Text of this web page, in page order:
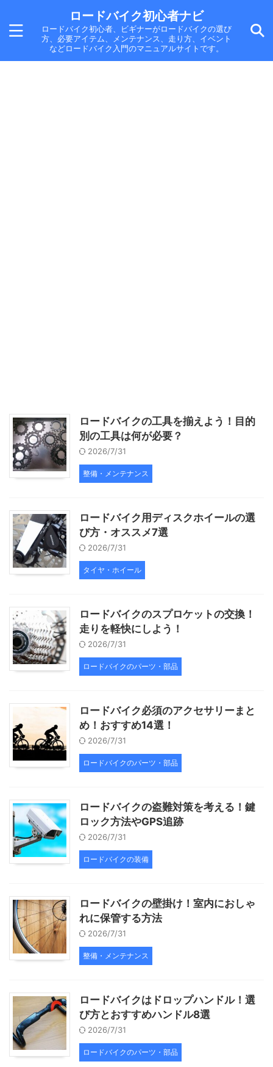
ロードバイク初心者ナビ
ロードバイク初心者、ビギナーがロードバイクの選び
方、必要アイテム、メンテナンス、走り方、イベント
などロードバイク入門のマニュアルサイトです。
ロードバイクの工具を揃えよう！目的
別の工具は何が必要？
2026/7/31
整備・メンテナンス
ロードバイク用ディスクホイールの選
び方・オススメ7選
2026/7/31
タイヤ・ホイール
ロードバイクのスプロケットの交換！
走りを軽快にしよう！
2026/7/31
ロードバイクのパーツ・部品
ロードバイク必須のアクセサリーまと
め！おすすめ14選！
2026/7/31
ロードバイクのパーツ・部品
ロードバイクの盗難対策を考える！鍵
ロック方法やGPS追跡
2026/7/31
ロードバイクの装備
ロードバイクの壁掛け！室内におしゃ
れに保管する方法
2026/7/31
整備・メンテナンス
ロードバイクはドロップハンドル！選
び方とおすすめハンドル8選
2026/7/31
ロードバイクのパーツ・部品